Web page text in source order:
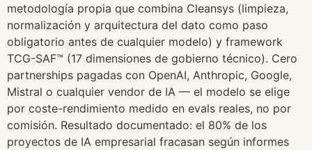
metodología propia que combina Cleansys (limpieza,
normalización y arquitectura del dato como paso
obligatorio antes de cualquier modelo) y framework
TCG-SAF™ (17 dimensiones de gobierno técnico). Cero
partnerships pagadas con OpenAI, Anthropic, Google,
Mistral o cualquier vendor de IA — el modelo se elige
por coste-rendimiento medido en evals reales, no por
comisión. Resultado documentado: el 80% de los
proyectos de IA empresarial fracasan según informes